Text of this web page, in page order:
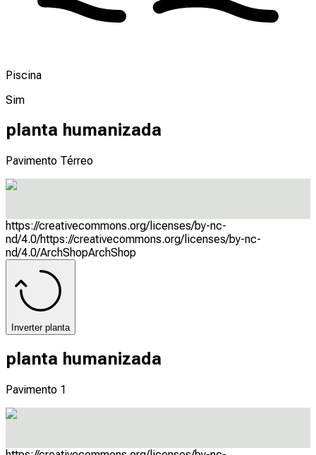
Piscina
Sim
planta humanizada
Pavimento Térreo
https://creativecommons.org/licenses/by-nc-
nd/4.0/https://creativecommons.org/licenses/by-nc-
nd/4.0/ArchShopArchShop
Inverter planta
planta humanizada
Pavimento 1